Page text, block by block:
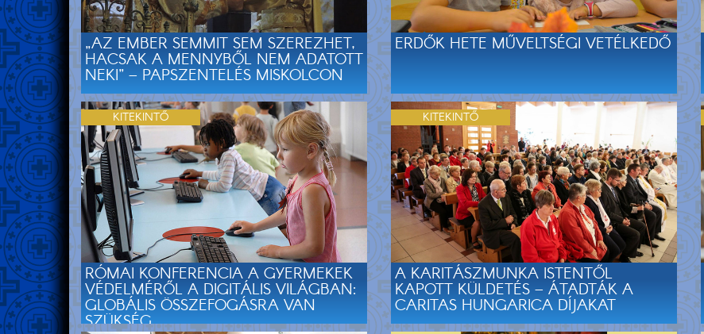
„AZ EMBER SEMMIT SEM SZEREZHET,
HACSAK A MENNYBŐL NEM ADATOTT
NEKI” – PAPSZENTELÉS MISKOLCON
ERDŐK HETE MŰVELTSÉGI VETÉLKEDŐ
RÓMAI KONFERENCIA A GYERMEKEK
VÉDELMÉRŐL A DIGITÁLIS VILÁGBAN:
GLOBÁLIS ÖSSZEFOGÁSRA VAN
SZÜKSÉG
KITEKINTŐ
A KARITÁSZMUNKA ISTENTŐL
KAPOTT KÜLDETÉS – ÁTADTÁK A
CARITAS HUNGARICA DÍJAKAT
KITEKINTŐ